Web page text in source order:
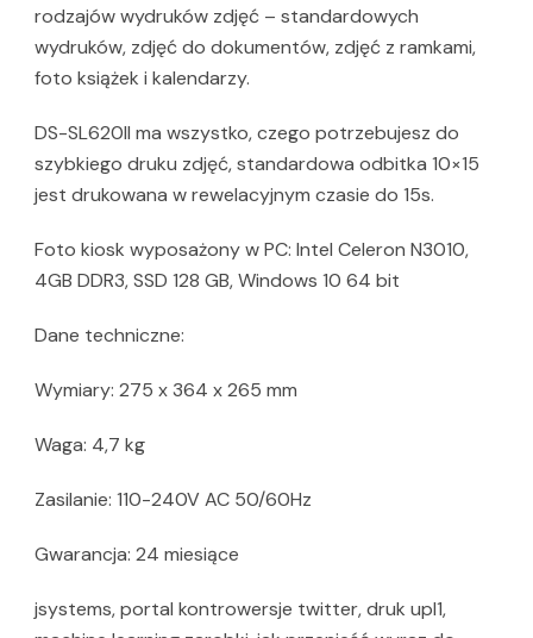
rodzajów wydruków zdjęć – standardowych
wydruków, zdjęć do dokumentów, zdjęć z ramkami,
foto książek i kalendarzy.
DS-SL620II ma wszystko, czego potrzebujesz do
szybkiego druku zdjęć, standardowa odbitka 10×15
jest drukowana w rewelacyjnym czasie do 15s.
Foto kiosk wyposażony w PC: Intel Celeron N3010,
4GB DDR3, SSD 128 GB, Windows 10 64 bit
Dane techniczne:
Wymiary: 275 x 364 x 265 mm
Waga: 4,7 kg
Zasilanie: 110-240V AC 50/60Hz
Gwarancja: 24 miesiące
jsystems, portal kontrowersje twitter, druk upl1,